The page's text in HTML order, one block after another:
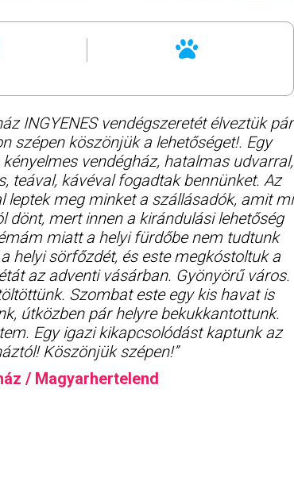
INGYENES vendégszeretét élveztük pár
szépen köszönjük a lehetőséget!. Egy
vendégház, hatalmas udvarral,
teával, kávéval fogadtak bennünket. Az
leptek meg minket a szállásadók, amit mi
dönt, mert innen a kirándulási lehetőség
miatt a helyi fürdőbe nem tudtunk
helyi sörfőzdét, és este megkóstoltuk a
az adventi vásárban. Gyönyörű város.
Szombat este egy kis havat is
útközben pár helyre bekukkantottunk.
Egy igazi kikapcsolódást kaptunk az
Köszönjük szépen!”
/ Magyarhertelend